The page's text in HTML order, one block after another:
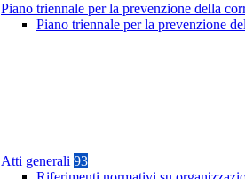
Piano triennale per la prevenzione della
Piano triennale per la prevenzione
Atti generali 93